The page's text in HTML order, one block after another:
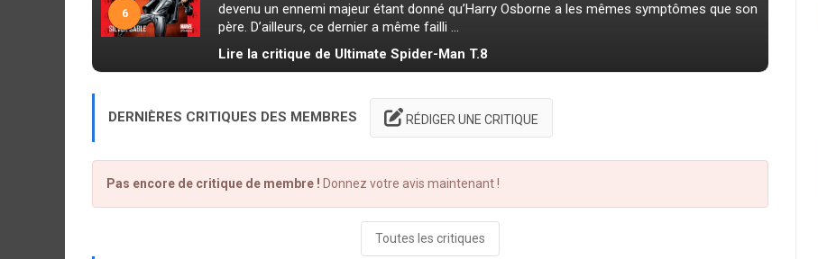
6
devenu un ennemi majeur étant donné qu’Harry Osborne a les mêmes symptômes que son
père. D’ailleurs, ce dernier a même failli ...
Lire la critique de Ultimate Spider-Man T.8
DERNIÈRES CRITIQUES DES MEMBRES RÉDIGER UNE CRITIQUE
Pas encore de critique de membre ! Donnez votre avis maintenant !
Toutes les critiques